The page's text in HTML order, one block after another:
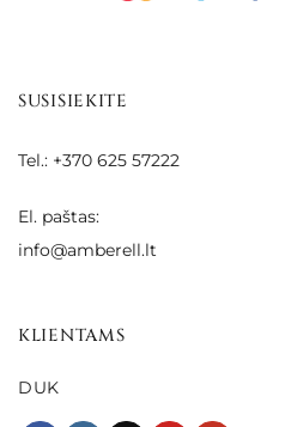
SUSISIEKITE
Tel.: +370 625 57222
El. paštas:
info@amberell.lt
KLIENTAMS
DUK